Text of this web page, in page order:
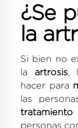
¿Se
la
Si bien no
la artrosis,
hacer para
las
tratamiento
personas